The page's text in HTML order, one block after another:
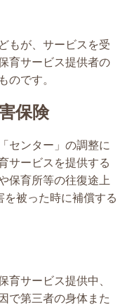
もが、サービスを受
育サービス提供者の
のです。
保険
センター」の調整に
サービスを提供する
保育所等の往復途上
を被った時に補償する
育サービス提供中、
で第三者の身体また